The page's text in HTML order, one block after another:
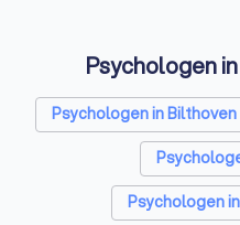
Personal trainers in De
Psychologen
Psychologen in Bilthoven
Psychologen